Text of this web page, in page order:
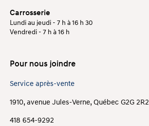
Carrosserie
Lundi au jeudi - 7 h à 16 h 30
Vendredi - 7 h à 16 h
Pour nous joindre
Service après-vente
1910, avenue Jules-Verne, Québec G2G 2R2
418 654-9292